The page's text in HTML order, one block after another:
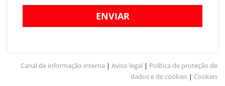
ENVIAR
Canal de informação interna | Aviso legal | Política de proteção de
dados e de cookies | Cookies